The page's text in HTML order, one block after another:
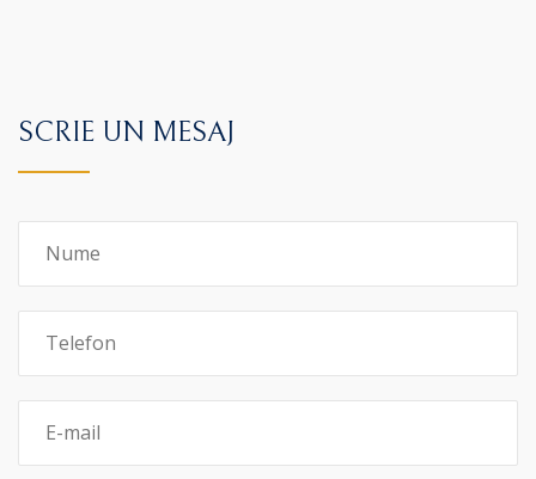
SCRIE UN MESAJ